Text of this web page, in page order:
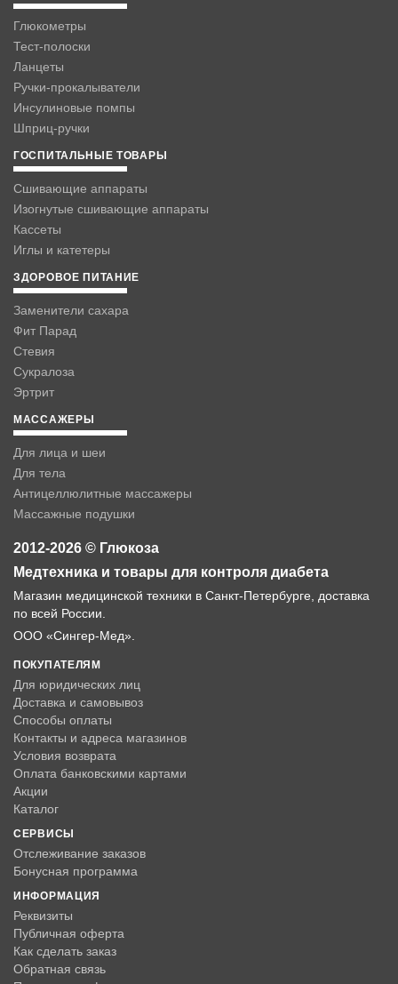
Глюкометры
Тест-полоски
Ланцеты
Ручки-прокалыватели
Инсулиновые помпы
Шприц-ручки
ГОСПИТАЛЬНЫЕ ТОВАРЫ
Сшивающие аппараты
Изогнутые сшивающие аппараты
Кассеты
Иглы и катетеры
ЗДОРОВОЕ ПИТАНИЕ
Заменители сахара
Фит Парад
Стевия
Сукралоза
Эртрит
МАССАЖЕРЫ
Для лица и шеи
Для тела
Антицеллюлитные массажеры
Массажные подушки
2012-2026 © Глюкоза
Медтехника и товары для контроля диабета
Магазин медицинской техники в Санкт-Петербурге, доставка
по всей России.
ООО «Сингер-Мед».
ПОКУПАТЕЛЯМ
Для юридических лиц
Доставка и самовывоз
Способы оплаты
Контакты и адреса магазинов
Условия возврата
Оплата банковскими картами
Акции
Каталог
СЕРВИСЫ
Отслеживание заказов
Бонусная программа
ИНФОРМАЦИЯ
Реквизиты
Публичная оферта
Как сделать заказ
Обратная связь